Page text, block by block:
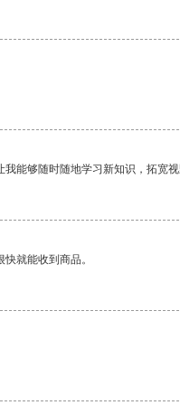
能够随时随地学习新知识，拓宽
就能收到商品。